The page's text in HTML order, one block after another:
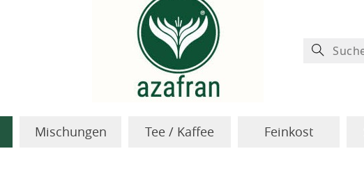
Mischungen Tee / Kaffee Feinkost